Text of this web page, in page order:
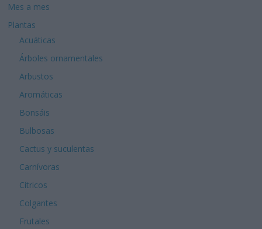
Mes a mes
Plantas
Acuáticas
Árboles ornamentales
Arbustos
Aromáticas
Bonsáis
Bulbosas
Cactus y suculentas
Carnívoras
Cítricos
Colgantes
Frutales